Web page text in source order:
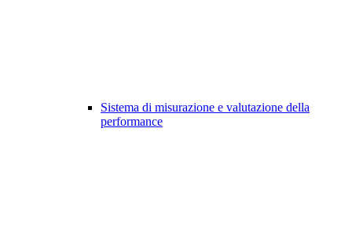
Sistema di misurazione e valutazione della
performance